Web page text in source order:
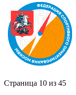
Страница 10 из 45